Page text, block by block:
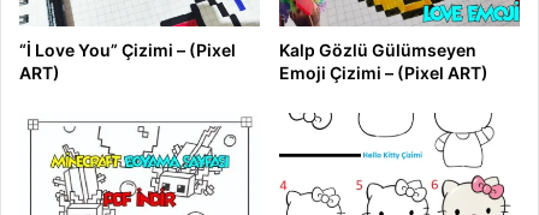
“İ Love You” Çizimi – (Pixel
ART)
Kalp Gözlü Gülümseyen
Emoji Çizimi – (Pixel ART)